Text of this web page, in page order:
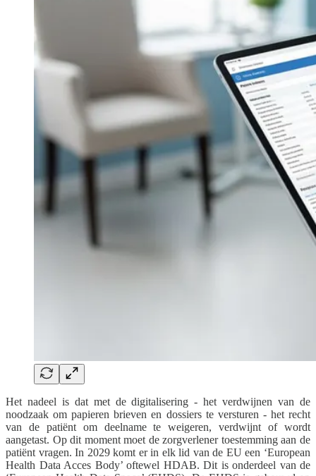
Het nadeel is dat met de digitalisering - het verdwijnen van de
noodzaak om papieren brieven en dossiers te versturen - het recht
van de patiënt om deelname te weigeren, verdwijnt of wordt
aangetast. Op dit moment moet de zorgverlener toestemming aan de
patiënt vragen. In 2029 komt er in elk lid van de EU een ‘European
Health Data Acces Body’ oftewel HDAB. Dit is onderdeel van de